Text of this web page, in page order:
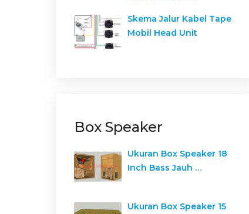
Skema Jalur Kabel Tape
Mobil Head Unit
Box Speaker
Ukuran Box Speaker 18
Inch Bass Jauh …
Ukuran Box Speaker 15